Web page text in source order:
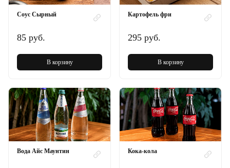
Соус Сырный
85 руб.
В корзину
Картофель фри
295 руб.
В корзину
Вода Айс Маунтин Кока-кола